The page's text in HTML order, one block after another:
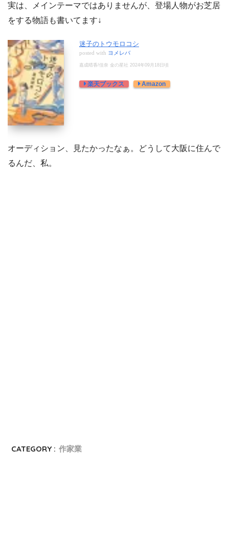
実は、メインテーマではありませんが、登場人物がお芝居
をする物語も書いてます↓
迷子のトウモロコシ
posted with ヨメレバ
嘉成晴香/佳奈 金の星社 2024年09月18日頃
楽天ブックス Amazon
オーディション、見たかったなぁ。どうして大阪に住んで
るんだ、私。
CATEGORY : 作家業